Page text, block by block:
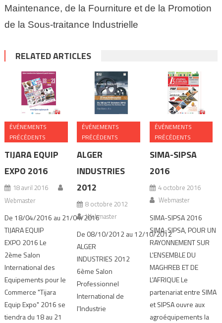
Maintenance, de la Fourniture et de la Promotion
de la Sous-traitance Industrielle
RELATED ARTICLES
ÉVÉNEMENTS
PRÉCÉDENTS
TIJARA EQUIP
EXPO 2016
18 avril 2016
Webmaster
De 18/04/2016 au 21/04/2016
TIJARA EQUIP
EXPO 2016 Le
2ème Salon
International des
Equipements pour le
Commerce "Tijara
Equip Expo" 2016 se
tiendra du 18 au 21
ÉVÉNEMENTS
PRÉCÉDENTS
ALGER
INDUSTRIES
2012
8 octobre 2012
Webmaster
De 08/10/2012 au 12/10/2012
ALGER
INDUSTRIES 2012
6ème Salon
Professionnel
International de
l'Industrie
ÉVÉNEMENTS
PRÉCÉDENTS
SIMA-SIPSA
2016
4 octobre 2016
Webmaster
SIMA-SIPSA 2016
SIMA-SIPSA, POUR UN
RAYONNEMENT SUR
L'ENSEMBLE DU
MAGHREB ET DE
L'AFRIQUE Le
partenariat entre SIMA
et SIPSA ouvre aux
agroéquipements la